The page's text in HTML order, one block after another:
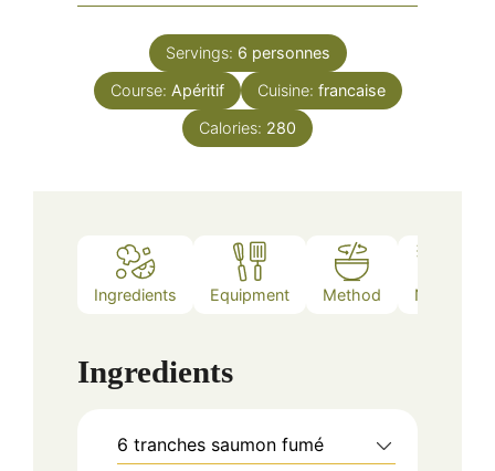
Servings: 6 personnes
Course: Apéritif Cuisine: francaise
Calories: 280
Ingredients Equipment Method Notes
Ingredients
6 tranches saumon fumé